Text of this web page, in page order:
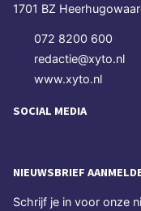
1701 BZ
072 8200 600
redactie@xyto.nl
www.xyto.nl
SOCIAL MEDIA
NIEUWSBRIEF
Schrijf je in voor onze